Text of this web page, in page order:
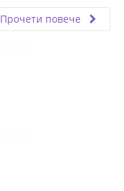
Прочети повече